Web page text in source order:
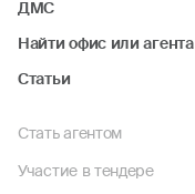
ДМС
Найти офис или агента
Статьи
Стать агентом
Участие в тендере